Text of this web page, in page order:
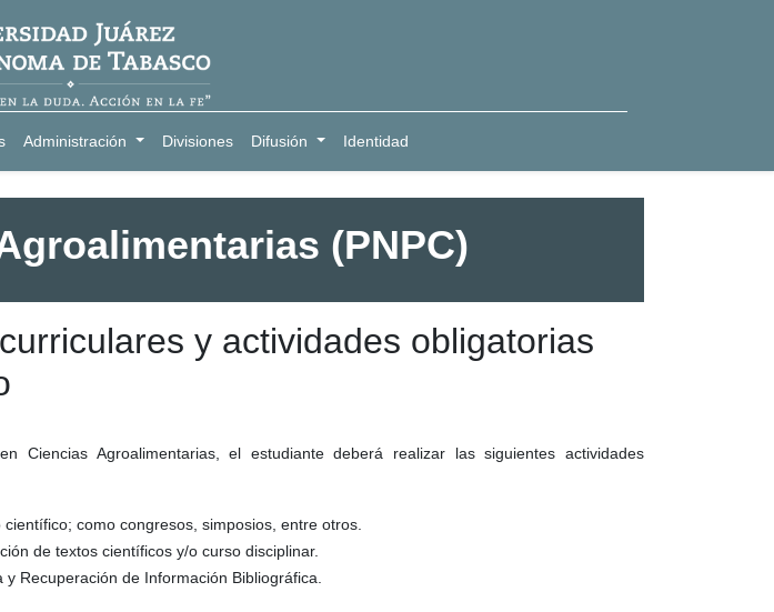
Administración Divisiones Difusión Identidad
(PNPC)
y actividades obligatorias
Ciencias Agroalimentarias, el estudiante deberá realizar las siguientes actividades
como congresos, simposios, entre otros.
de textos científicos y/o curso disciplinar.
Recuperación de Información Bibliográfica.